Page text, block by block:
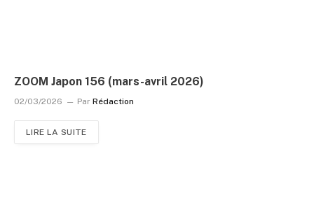
ZOOM Japon 156 (mars-avril 2026)
02/03/2026 Par Rédaction
LIRE LA SUITE